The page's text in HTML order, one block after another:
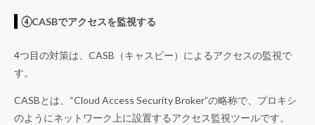
④CASBでアクセスを監視する
4つ目の対策は、CASB（キャスビー）によるアクセスの監視で
す。
CASBとは、“Cloud Access Security Broker”の略称で、プロキシ
のようにネットワーク上に設置するアクセス監視ツールです。